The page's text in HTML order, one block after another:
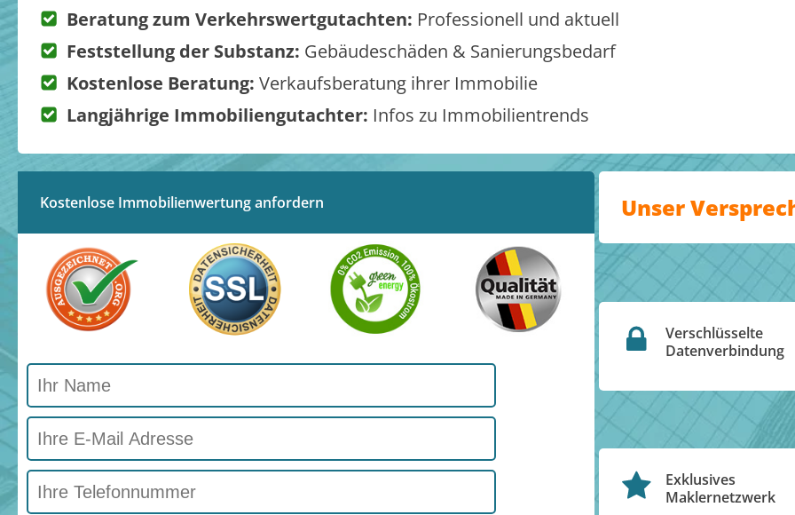
Beratung zum Verkehrswertgutachten: Professionell und aktuell
Feststellung der Substanz: Gebäudeschäden & Sanierungsbedarf
Kostenlose Beratung: Verkaufsberatung ihrer Immobilie
Langjährige Immobiliengutachter: Infos zu Immobilientrends
Kostenlose Immobilienwertung anfordern Unser
Verschlüsselte
Datenverbindung
Exklusives
Maklernetzwerk